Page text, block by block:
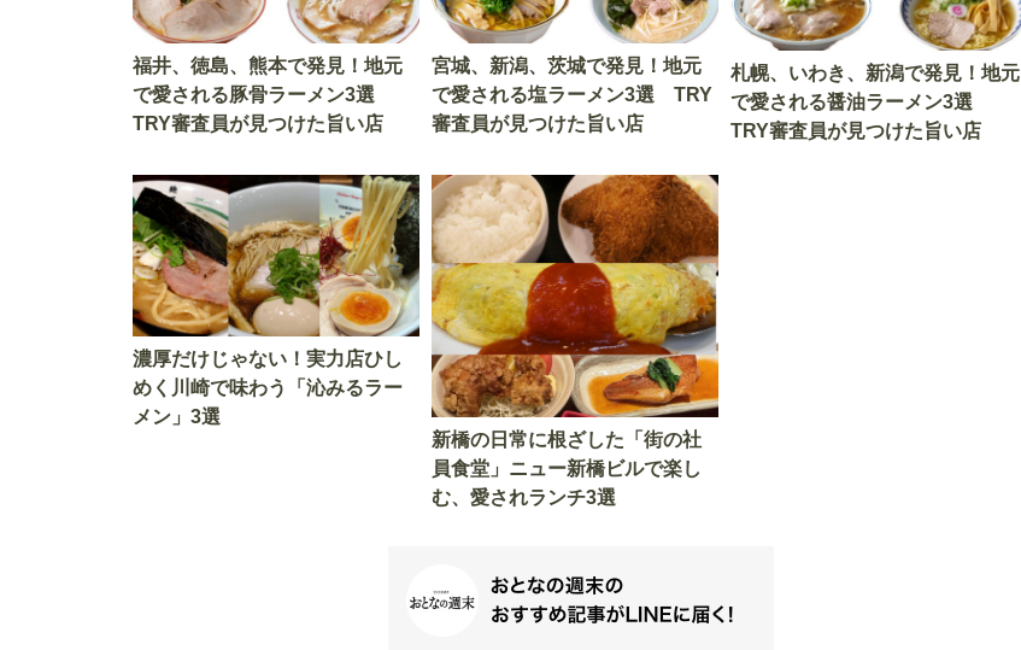
福井、徳島、熊本で発見！地元
で愛される豚骨ラーメン3選
TRY審査員が見つけた旨い店
宮城、新潟、茨城で発見！地元
で愛される塩ラーメン3選 TRY
審査員が見つけた旨い店
札幌、いわき、新潟で発見！地元
で愛される醤油ラーメン3選
TRY審査員が見つけた旨い店
濃厚だけじゃない！実力店ひし
めく川崎で味わう「沁みるラー
メン」3選
新橋の日常に根ざした「街の社
員食堂」ニュー新橋ビルで楽し
む、愛されランチ3選